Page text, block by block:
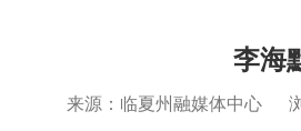
李海
来源：临夏州融媒体中心